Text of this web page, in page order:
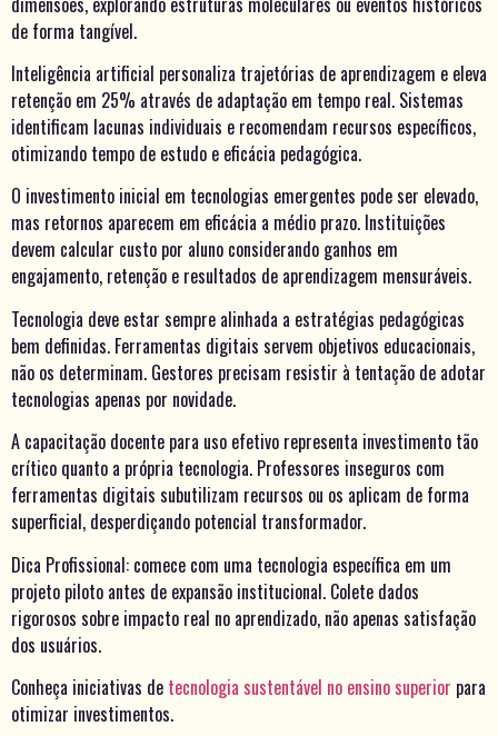
de forma tangível.
Inteligência artificial personaliza trajetórias de aprendizagem e eleva
retenção em 25% através de adaptação em tempo real. Sistemas
identificam lacunas individuais e recomendam recursos específicos,
otimizando tempo de estudo e eficácia pedagógica.
O investimento inicial em tecnologias emergentes pode ser elevado,
mas retornos aparecem em eficácia a médio prazo. Instituições
devem calcular custo por aluno considerando ganhos em
engajamento, retenção e resultados de aprendizagem mensuráveis.
Tecnologia deve estar sempre alinhada a estratégias pedagógicas
bem definidas. Ferramentas digitais servem objetivos educacionais,
não os determinam. Gestores precisam resistir à tentação de adotar
tecnologias apenas por novidade.
A capacitação docente para uso efetivo representa investimento tão
crítico quanto a própria tecnologia. Professores inseguros com
ferramentas digitais subutilizam recursos ou os aplicam de forma
superficial, desperdiçando potencial transformador.
Dica Profissional: comece com uma tecnologia específica em um
projeto piloto antes de expansão institucional. Colete dados
rigorosos sobre impacto real no aprendizado, não apenas satisfação
dos usuários.
Conheça iniciativas de tecnologia sustentável no ensino superior para
otimizar investimentos.